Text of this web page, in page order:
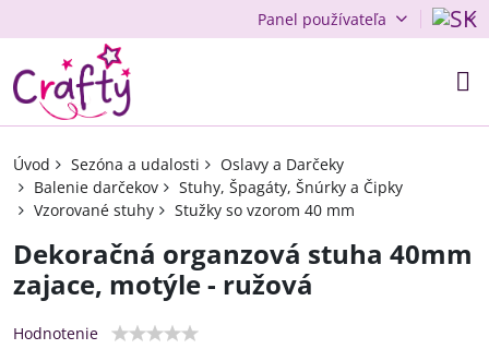
Panel používateľa
Úvod Sezóna a udalosti
Oslavy a Darčeky
Balenie darčekov
Stuhy, Špagáty, Šnúrky a Čipky
Vzorované stuhy
Stužky so vzorom 40 mm
Dekoračná organzová stuha 40mm
zajace, motýle - ružová
Hodnotenie